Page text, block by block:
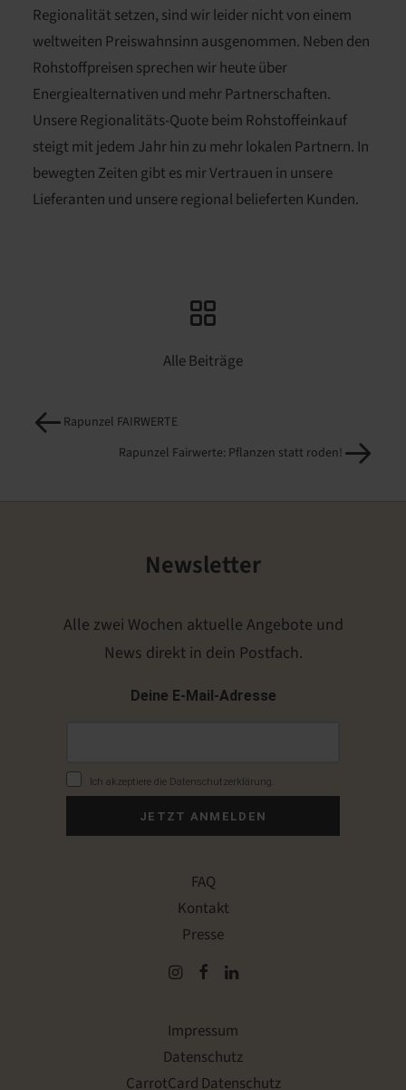
Regionalität setzen, sind wir leider nicht von einem
weltweiten Preiswahnsinn ausgenommen. Neben den
Rohstoffpreisen sprechen wir heute über
Energiealternativen und mehr Partnerschaften.
Unsere Regionalitäts-Quote beim Rohstoffeinkauf
steigt mit jedem Jahr hin zu mehr lokalen Partnern. In
bewegten Zeiten gibt es mir Vertrauen in unsere
Lieferanten und unsere regional belieferten Kunden.
Alle Beiträge
Rapunzel FAIRWERTE
Rapunzel Fairwerte: Pflanzen statt roden!
FAQ
Kontakt
Presse
Newsletter
Alle zwei Wochen aktuelle Angebote und
News direkt in dein Postfach.
Deine E-Mail-Adresse
Ich akzeptiere die Datenschutzerklärung.
JETZT ANMELDEN
Impressum
Datenschutz
CarrotCard Datenschutz